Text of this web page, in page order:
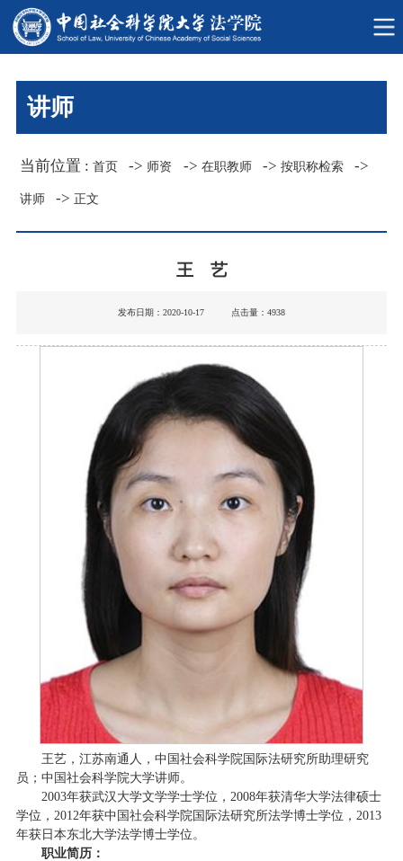
讲师
当前位置 :首页 -> 师资 -> 在职教师 ->按职称检索 ->
讲师 ->正文
王 艺
发布日期：2020-10-17 点击量： 4938
王艺，江苏南通人，中国社会科学院国际法研究所助理研究
员；中国社会科学院大学讲师。
2003年获武汉大学文学学士学位，2008年获清华大学法律硕士
学位，2012年获中国社会科学院国际法研究所法学博士学位，2013
年获日本东北大学法学博士学位。
职业简历：